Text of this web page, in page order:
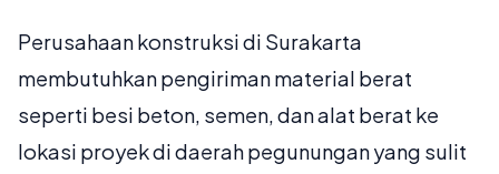
Perusahaan konstruksi di Surakarta
membutuhkan pengiriman material berat
seperti besi beton, semen, dan alat berat ke
lokasi proyek di daerah pegunungan yang sulit